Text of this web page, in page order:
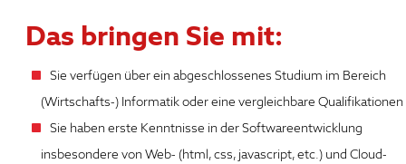
Das bringen Sie mit:
Sie verfügen über ein abgeschlossenes Studium im Bereich
(Wirtschafts-) Informatik oder eine vergleichbare Qualifikationen
Sie haben erste Kenntnisse in der Softwareentwicklung
insbesondere von Web- (html, css, javascript, etc.) und Cloud-